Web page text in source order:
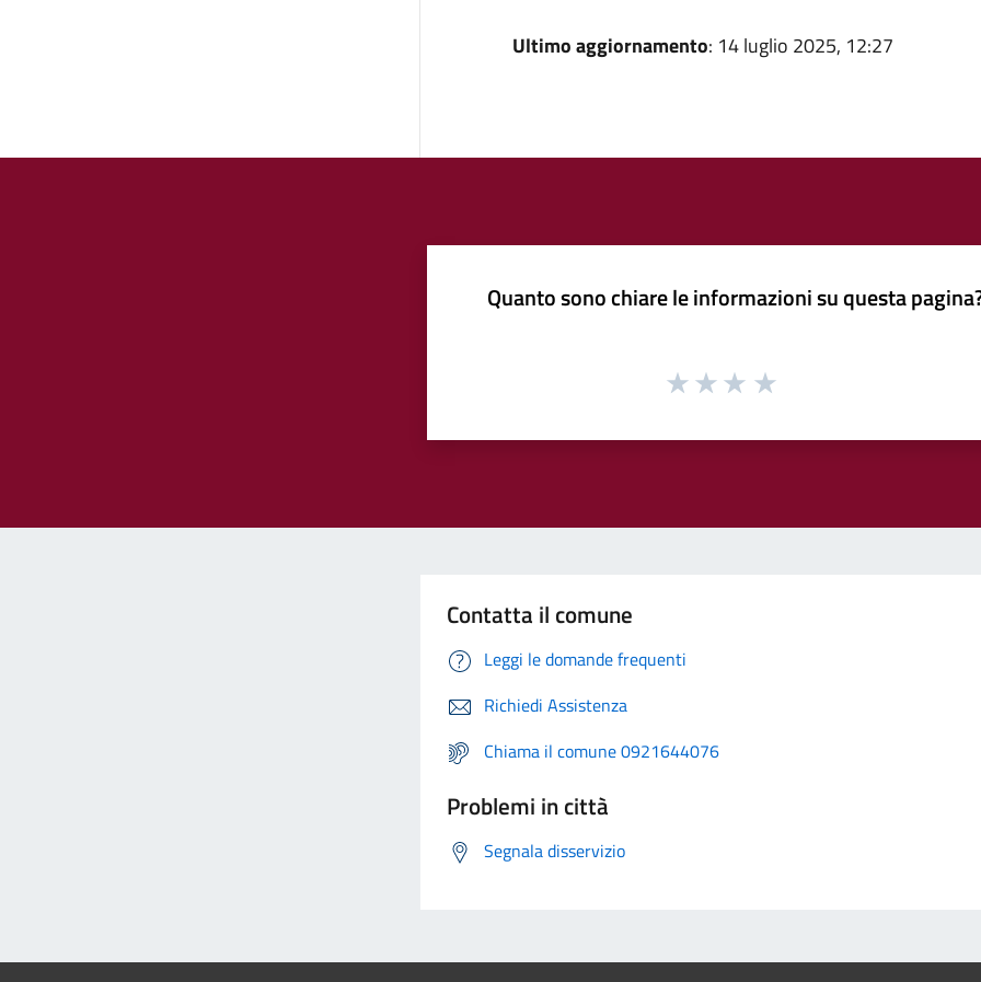
Ultimo aggiornamento: 14 luglio 2025, 12:27
Quanto sono chiare le informazioni su questa
Contatta il comune
Leggi le domande frequenti
Richiedi Assistenza
Chiama il comune 0921644076
Problemi in città
Segnala disservizio